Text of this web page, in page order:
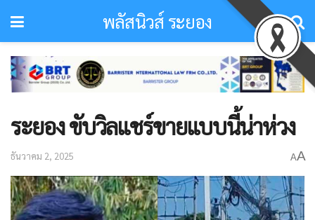
พลัสนิวส์ ระยอง
ระยอง ขับวิลแชร์ขายแบบนี้น่าห่วง
ธันวาคม 2, 2025 AA